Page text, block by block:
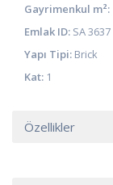
Gayrimenkul m²:
Emlak ID: SA 3637
Yapı Tipi: Brick
Kat: 1
Özellikler